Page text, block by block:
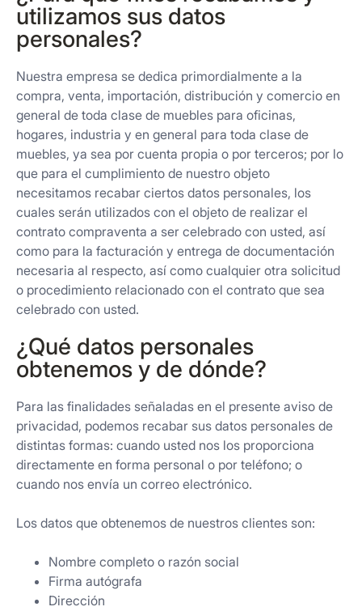
utilizamos sus datos
personales?
Nuestra empresa se dedica primordialmente a la
compra, venta, importación, distribución y comercio en
general de toda clase de muebles para oficinas,
hogares, industria y en general para toda clase de
muebles, ya sea por cuenta propia o por terceros; por lo
que para el cumplimiento de nuestro objeto
necesitamos recabar ciertos datos personales, los
cuales serán utilizados con el objeto de realizar el
contrato compraventa a ser celebrado con usted, así
como para la facturación y entrega de documentación
necesaria al respecto, así como cualquier otra solicitud
o procedimiento relacionado con el contrato que sea
celebrado con usted.
¿Qué datos personales
obtenemos y de dónde?
Para las finalidades señaladas en el presente aviso de
privacidad, podemos recabar sus datos personales de
distintas formas: cuando usted nos los proporciona
directamente en forma personal o por teléfono; o
cuando nos envía un correo electrónico.
Los datos que obtenemos de nuestros clientes son:
Nombre completo o razón social
Firma autógrafa
Dirección